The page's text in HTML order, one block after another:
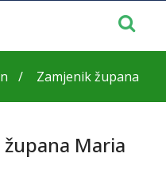
Zamjenik župana
Maria